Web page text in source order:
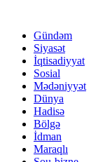
Gündəm
Siyasət
İqtisadiyyat
Sosial
Mədəniyyət
Dünya
Hadisə
Bölgə
İdman
Maraqlı